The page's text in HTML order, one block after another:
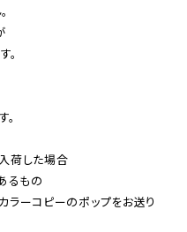
。
荷した場合
るもの
ラーコピーのポップをお送り